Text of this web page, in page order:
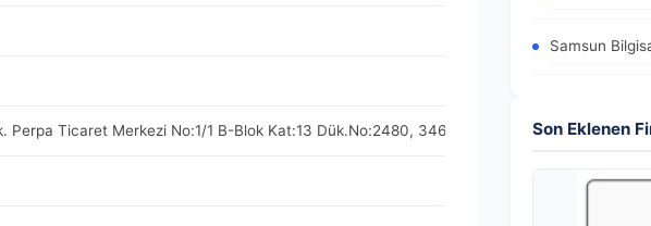
Perpa Ticaret Merkezi No:1/1 B-Blok Kat:13 Dük.No:2480, 34688 Şişli/İstanbul
Samsun
Son Eklenen